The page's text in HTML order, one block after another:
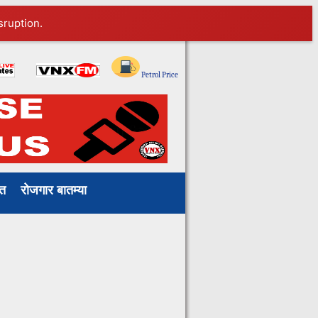
Petrol Price
रोजगार बातम्या